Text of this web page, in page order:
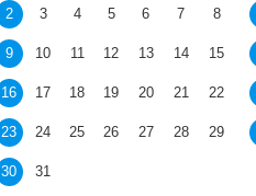
2 3 4 5 6 7 8
9 10 11 12 13 14 15
16 17 18 19 20 21 22
23 24 25 26 27 28 29
30 31